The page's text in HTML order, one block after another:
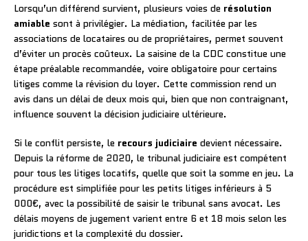
Lorsqu’un différend survient, plusieurs voies de résolution
amiable sont à privilégier. La médiation, facilitée par les
associations de locataires ou de propriétaires, permet souvent
d’éviter un procès coûteux. La saisine de la CDC constitue une
étape préalable recommandée, voire obligatoire pour certains
litiges comme la révision du loyer. Cette commission rend un
avis dans un délai de deux mois qui, bien que non contraignant,
influence souvent la décision judiciaire ultérieure.
Si le conflit persiste, le recours judiciaire devient nécessaire.
Depuis la réforme de 2020, le tribunal judiciaire est compétent
pour tous les litiges locatifs, quelle que soit la somme en jeu. La
procédure est simplifiée pour les petits litiges inférieurs à 5
000€, avec la possibilité de saisir le tribunal sans avocat. Les
délais moyens de jugement varient entre 6 et 18 mois selon les
juridictions et la complexité du dossier.